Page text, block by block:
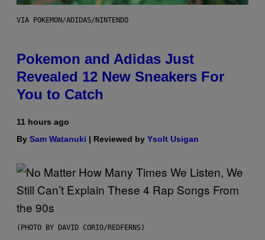
VIA POKEMON/ADIDAS/NINTENDO
Pokemon and Adidas Just
Revealed 12 New Sneakers For
You to Catch
11 hours ago
By Sam Watanuki | Reviewed by Ysolt Usigan
(PHOTO BY DAVID CORIO/REDFERNS)